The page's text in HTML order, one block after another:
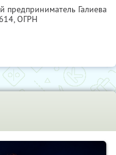
предприниматель Галиева
, ОГРН